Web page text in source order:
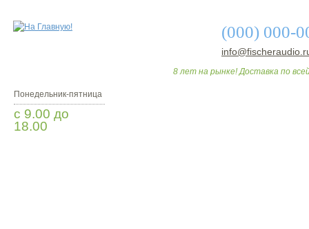
(000) 000-
8 лет на рынке! Доставка по
Понедельник-пятница
с 9.00 до
18.00